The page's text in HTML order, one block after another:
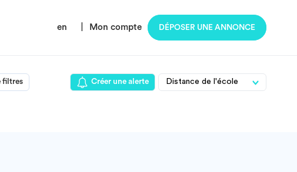
en Mon compte DÉPOSER UNE ANNONCE
filtres Créer une alerte